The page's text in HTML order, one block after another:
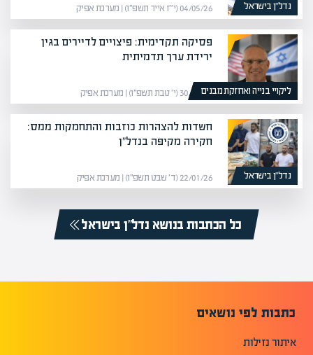
נדל”ן בישראל 04/05/26 (י״ז אייר תשפ״ו) | מערכת אפיק
ליקויי בנייה ואחזקת מבנים
פסיקה תקדימית: פיצויים לדיירים בגין
ירידת ערך תדמיתית
30/12/25 (י׳ טבת תשפ״ו) | מערכת אפיק
נדל”ן בישראל
חשדות להצהרות כוזבות והתחמקות ממס:
חקירה מקיפה בנדל"ן
22/01/26 (ד׳ שבט תשפ״ו) | מערכת אפיק
כל הכתבות בנושא נדל”ן בישראל
כתבות לפי נושאים
איתור נזילות